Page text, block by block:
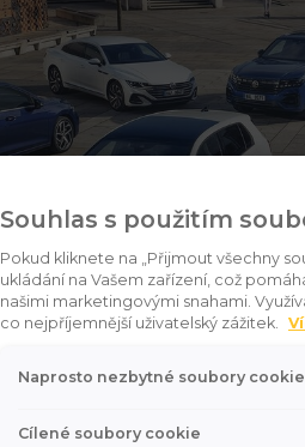
Souhlas s použitím
Pokud kliknete na „Přijmout všechny
ukládání na Vašem zařízení, což
našimi marketingovými snahami.
co nejpříjemnější uživatelský zážitek.
Naprosto nezbytné soubory cookie
Cílené soubory cookie